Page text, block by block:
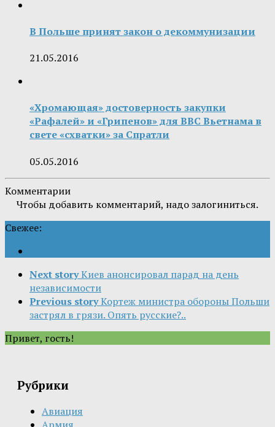
В Польше принят закон о декоммунизации
21.05.2016
«Хромающая» достоверность закупки
«Рафалей» и «Грипенов» для ВВС Вьетнама в
свете «схватки» за Спратли
05.05.2016
Комментарии
Чтобы добавить комментарий, надо залогиниться.
Свежее:
Next storyКиев анонсировал парад на день
независимости
Previous storyКортеж министра обороны Польши
застрял в грязи. Опять русские?..
Привет, гость!
Рубрики
Авиация